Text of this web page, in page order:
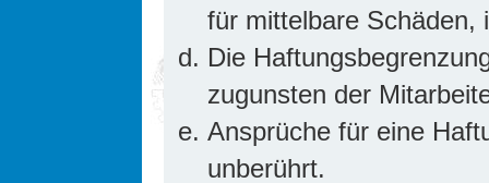
für mittelbare Schäden,
Die
zugunsten der
Ansprüche für eine
unberührt.